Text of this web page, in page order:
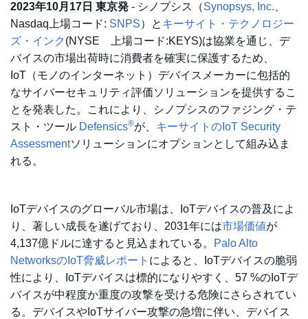
2023年10月17日 東京発 - シノプシス（Synopsys, Inc.
Nasdaq上場コード: SNPS）と キーサイト・テクノロジー
ズ・インク (NYSE 上場コード:KEYS)は協業を通じ、デ
バイスの市場出荷時に消費者を確実に保護するため、
IoT（モノのインターネット）デバイスメーカーに包括的
なサイバーセキュリティ評価ソリューションを提供するこ
とを発表した。これにより、シノプシスのファジング・テ
スト・ツール Defensics®が、 キーサイトのIoT Security
Assessmentソリューションにオプションとして組み込ま
れる。
IoTデバイスのグローバル市場は、IoTデバイスの普及によ
り、著しい成長を遂げており、2031年には市場価値が
4,137億ドルに達すると見込まれている。
Palo Alto
NetworksのIoT脅威レポート によると、IoTデバイスの脆弱
性により、IoTデバイスは標的になりやすく、57 %のIoTデ
バイスが中程度か重度の攻撃を受ける危険にさらされてい
る。デバイスやIoTサイバー攻撃の急増に伴い、デバイス